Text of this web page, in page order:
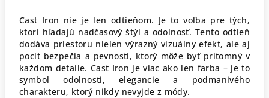
Cast Iron nie je len odtieňom. Je to voľba pre tých,
ktorí hľadajú nadčasový štýl a odolnosť. Tento odtieň
dodáva priestoru nielen výrazný vizuálny efekt, ale aj
pocit bezpečia a pevnosti, ktorý môže byť prítomný v
každom detaile. Cast Iron je viac ako len farba – je to
symbol odolnosti, elegancie a podmanivého
charakteru, ktorý nikdy nevyjde z módy.